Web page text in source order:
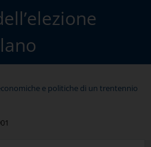
e politiche di un trentennio